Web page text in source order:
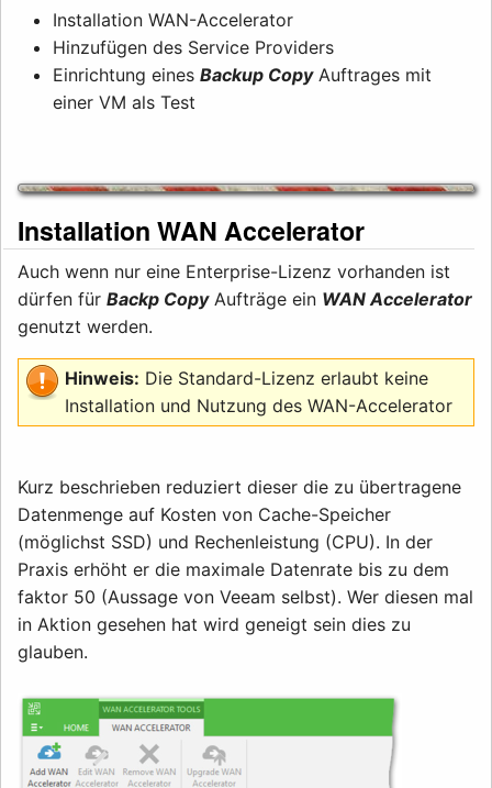
Installation WAN-Accelerator
Hinzufügen des Service Providers
Einrichtung eines Backup CopyAuftrages mit
einer VM als Test
Installation WAN Accelerator
Auch wenn nur eine Enterprise-Lizenz vorhanden ist
dürfen für Backp CopyAufträge ein WAN Accelerator
genutzt werden.
Hinweis: Die Standard-Lizenz erlaubt keine
Installation und Nutzung des WAN-Accelerator
Kurz beschrieben reduziert dieser die zu übertragene
Datenmenge auf Kosten von Cache-Speicher
(möglichst SSD) und Rechenleistung (CPU). In der
Praxis erhöht er die maximale Datenrate bis zu dem
faktor 50 (Aussage von Veeam selbst). Wer diesen mal
in Aktion gesehen hat wird geneigt sein dies zu
glauben.